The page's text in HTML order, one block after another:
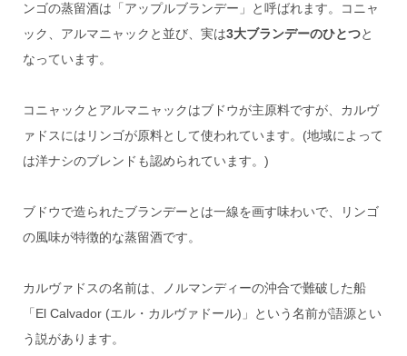
ンゴの蒸留酒は「アップルブランデー」と呼ばれます。コニャ
ック、アルマニャックと並び、実は3大ブランデーのひとつと
なっています。
コニャックとアルマニャックはブドウが主原料ですが、カルヴ
ァドスにはリンゴが原料として使われています。(地域によって
は洋ナシのブレンドも認められています。)
ブドウで造られたブランデーとは一線を画す味わいで、リンゴ
の風味が特徴的な蒸留酒です。
カルヴァドスの名前は、ノルマンディーの沖合で難破した船
「El Calvador (エル・カルヴァドール)」という名前が語源とい
う説があります。